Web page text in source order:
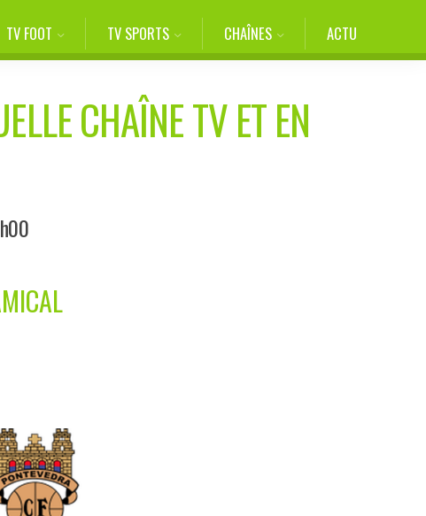
TV FOOT TV SPORTS CHAÎNES ACTU
CHAÎNE TV ET EN